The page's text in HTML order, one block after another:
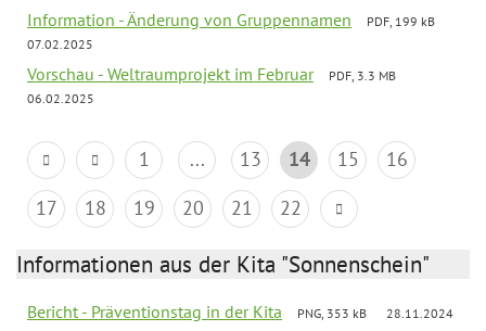
Information - Änderung von Gruppennamen
PDF, 199 kB
07.02.2025
Vorschau - Weltraumprojekt im Februar
PDF, 3.3 MB
06.02.2025
1 ... 13 14 15
16
17
18 19 20 21 22
Informationen aus der Kita "Sonnenschein"
Bericht - Präventionstag in der Kita PNG, 353 kB 28.11.2024